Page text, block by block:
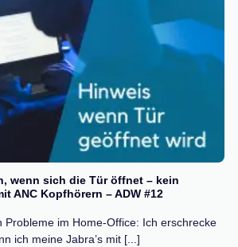
wenn sich die Tür öffnet – kein
ANC Kopfhörern – ADW #12
Probleme im Home-Office: Ich erschrecke
ich meine Jabra’s mit [...]